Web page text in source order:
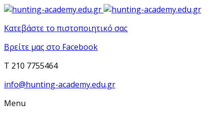
Κατεβάστε το πιστοποιητικό σας
Βρείτε μας στο Facebook
T 210 7755464
info@hunting-academy.edu.gr
Menu